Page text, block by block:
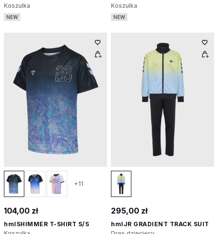
Koszulka
NEW
Koszulka
NEW
+11
104,00 zł
hmlSHIMMER T-SHIRT S/S
295,00 zł
hmlJR GRADIENT TRACK SUIT